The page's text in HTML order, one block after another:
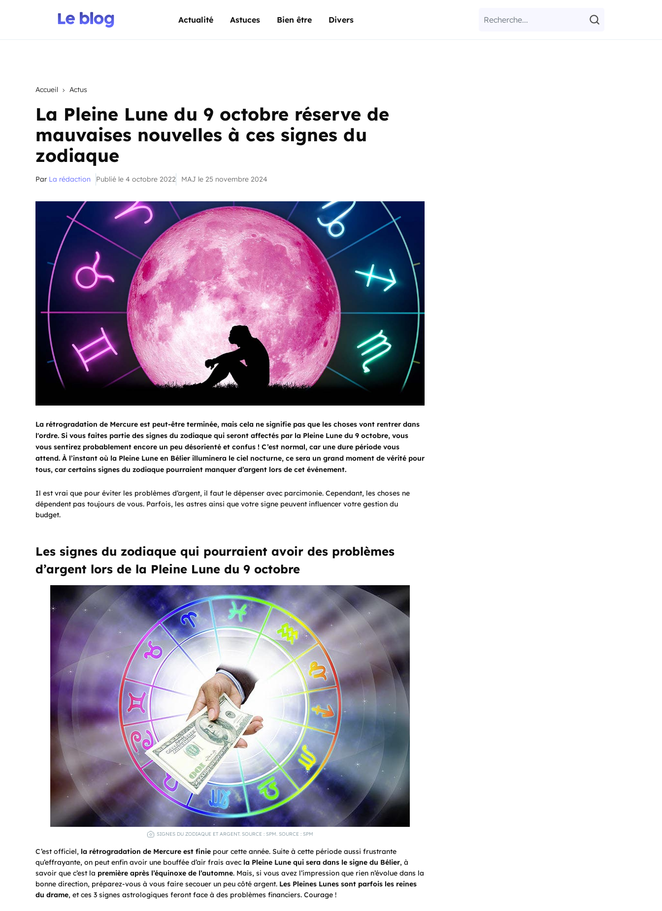
Actualité Astuces Bien être Divers
Accueil Actus
La Pleine Lune du 9 octobre réserve de
mauvaises nouvelles à ces signes du
zodiaque
Par La rédaction Publié le 4 octobre 2022 MAJ le 25 novembre 2024
La rétrogradation de Mercure est peut-être terminée, mais cela ne signifie pas que les choses vont rentrer dans
l'ordre. Si vous faites partie des signes du zodiaque qui seront affectés par la Pleine Lune du 9 octobre, vous
vous sentirez probablement encore un peu désorienté et confus ! C’est normal, car une dure période vous
attend. À l’instant où la Pleine Lune en Bélier illuminera le ciel nocturne, ce sera un grand moment de vérité pour
tous, car certains signes du zodiaque pourraient manquer d’argent lors de cet événement.
Il est vrai que pour éviter les problèmes d’argent, il faut le dépenser avec parcimonie. Cependant, les choses ne
dépendent pas toujours de vous. Parfois, les astres ainsi que votre signe peuvent influencer votre gestion du
budget.
Les signes du zodiaque qui pourraient avoir des problèmes
d’argent lors de la Pleine Lune du 9 octobre
SIGNES DU ZODIAQUE ET ARGENT. SOURCE : SPM. SOURCE : SPM
C’est officiel, la rétrogradation de Mercure est finie pour cette année. Suite à cette période aussi frustrante
qu’effrayante, on peut enfin avoir une bouffée d’air frais avec la Pleine Lune qui sera dans le signe du Bélier, à
savoir que c’est la première après l’équinoxe de l’automne. Mais, si vous avez l’impression que rien n’évolue dans la
bonne direction, préparez-vous à vous faire secouer un peu côté argent. Les Pleines Lunes sont parfois les reines
du drame, et ces 3 signes astrologiques feront face à des problèmes financiers. Courage !